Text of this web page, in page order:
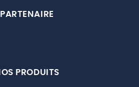
PARTENAIRE
PRODUITS